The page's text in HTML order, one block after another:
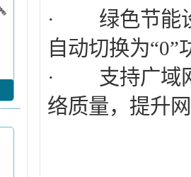
· 绿色节能设
自动切换为
· 支持广域网
络质量，提升